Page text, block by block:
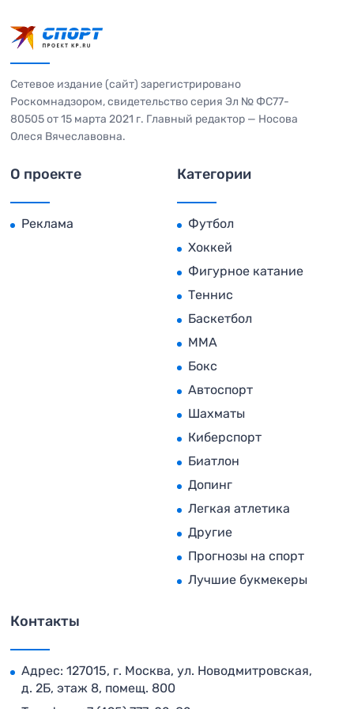
Сетевое издание (сайт) зарегистрировано
Роскомнадзором, свидетельство серия Эл № ФС77-
80505 от 15 марта 2021 г. Главный редактор — Носова
Олеся Вячеславовна.
О проекте
Реклама
Категории
Футбол
Хоккей
Фигурное катание
Теннис
Баскетбол
MMA
Бокс
Автоспорт
Шахматы
Киберспорт
Биатлон
Допинг
Легкая атлетика
Другие
Прогнозы на спорт
Лучшие букмекеры
Контакты
Адрес: 127015, г. Москва, ул. Новодмитровская,
д. 2Б, этаж 8, помещ. 800